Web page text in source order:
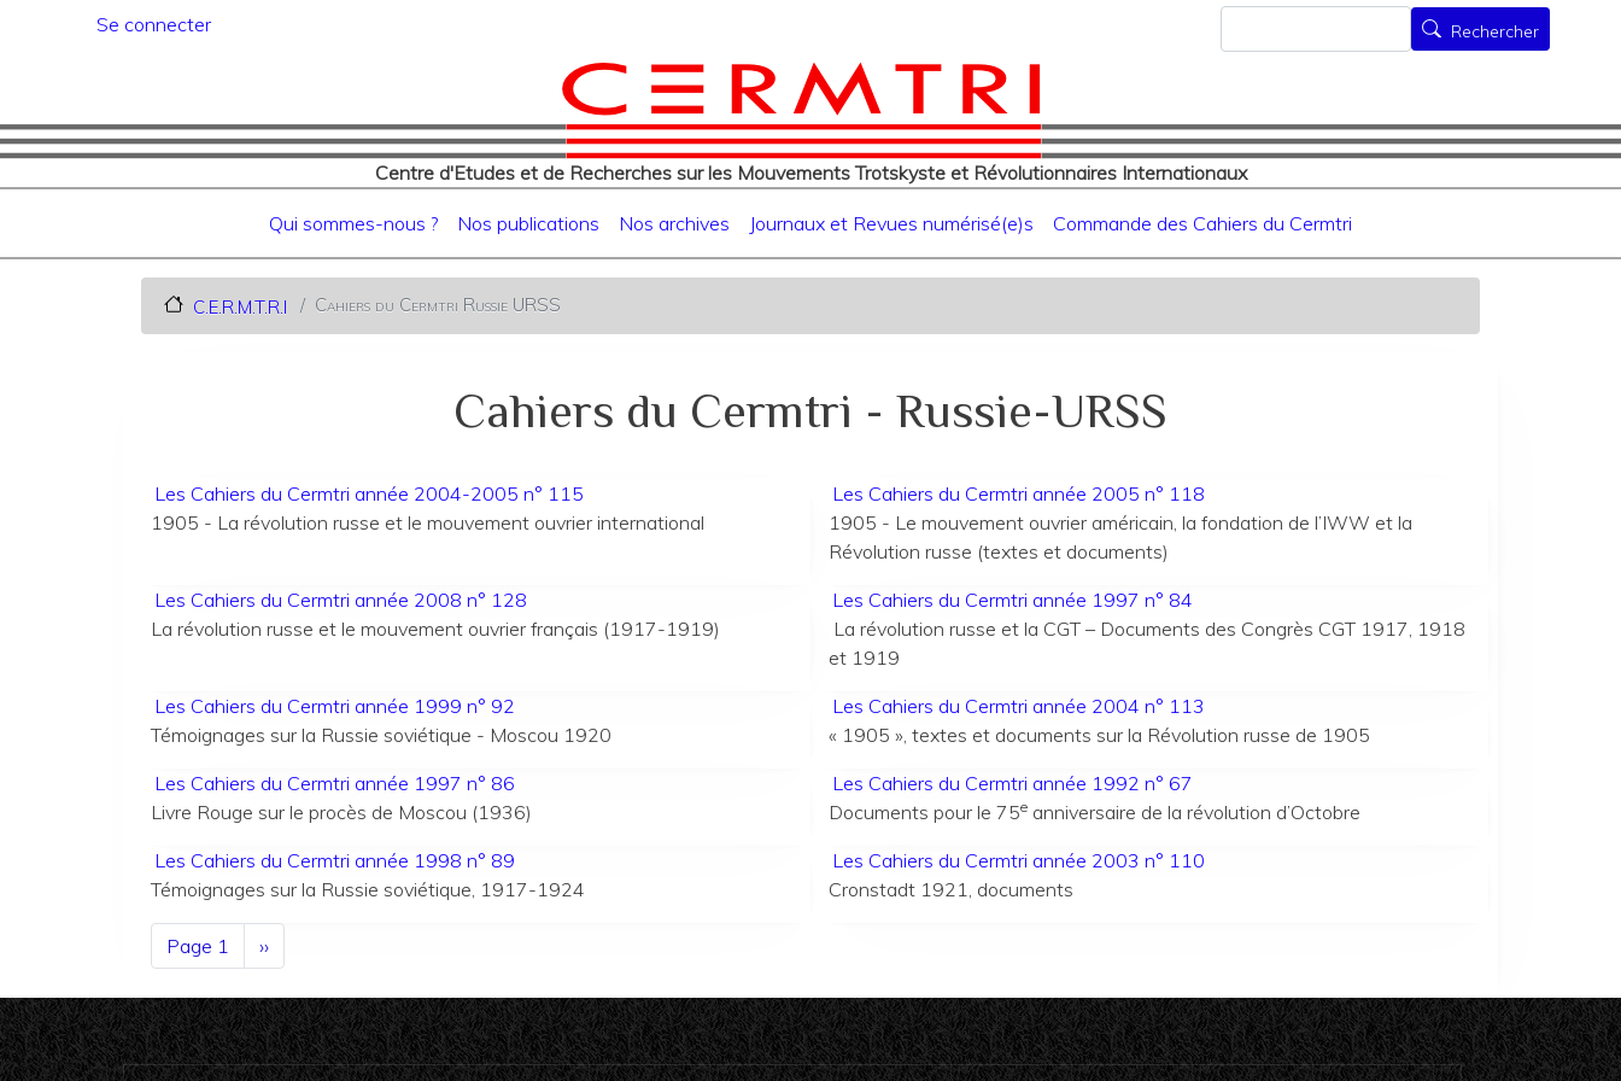
contenu
principal
Menu du compte de l'utilisateur
Se connecter
Centre d'Etudes et de Recherches sur les Mouvements Trotskyste et Révolutionnaires Internationaux
Rechercher
Rechercher
Navigation principale
Qui sommes-nous ? Nos publications Nos archives Journaux et Revues numérisé(e)s Commande des Cahiers du Cermtri
C.E.R.M.T.R.I Cahiers du Cermtri Russie URSS
Cahiers du Cermtri - Russie-URSS
Les Cahiers du Cermtri année 2004-2005 n° 115
1905 - La révolution russe et le mouvement ouvrier international
Les Cahiers du Cermtri année 2005 n° 118
1905 - Le mouvement ouvrier américain, la fondation de l’IWW et la
Révolution russe (textes et documents)
Les Cahiers du Cermtri année 2008 n° 128
La révolution russe et le mouvement ouvrier français (1917-1919)
Les Cahiers du Cermtri année 1997 n° 84
La révolution russe et la CGT – Documents des Congrès CGT 1917, 1918
et 1919
Les Cahiers du Cermtri année 1999 n° 92
Témoignages sur la Russie soviétique - Moscou 1920
Les Cahiers du Cermtri année 2004 n° 113
« 1905 », textes et documents sur la Révolution russe de 1905
Les Cahiers du Cermtri année 1997 n° 86
Livre Rouge sur le procès de Moscou (1936)
Les Cahiers du Cermtri année 1992 n° 67
Documents pour le 75e anniversaire de la révolution d’Octobre
Les Cahiers du Cermtri année 1998 n° 89
Témoignages sur la Russie soviétique, 1917-1924
Les Cahiers du Cermtri année 2003 n° 110
Cronstadt 1921, documents
Pagination
Page 1
Page
suivante
››